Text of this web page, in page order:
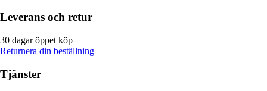
Leverans och retur
30 dagar öppet köp
Returnera din beställning
Tjänster